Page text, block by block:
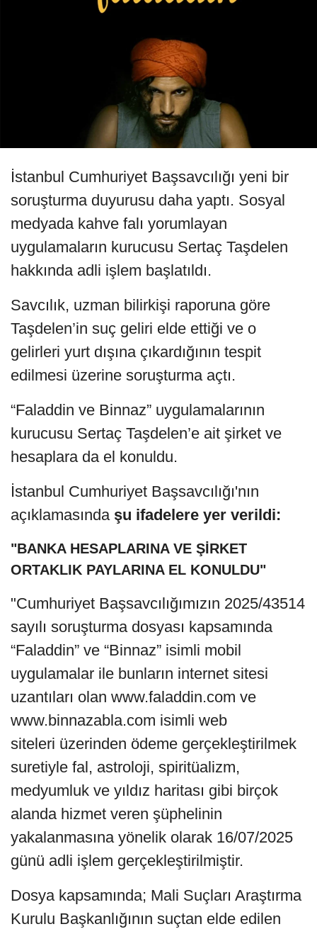
İstanbul Cumhuriyet Başsavcılığı yeni bir
soruşturma duyurusu daha yaptı. Sosyal
medyada kahve falı yorumlayan
uygulamaların kurucusu Sertaç Taşdelen
hakkında adli işlem başlatıldı.
Savcılık, uzman bilirkişi raporuna göre
Taşdelen’in suç geliri elde ettiği ve o
gelirleri yurt dışına çıkardığının tespit
edilmesi üzerine soruşturma açtı.
“Faladdin ve Binnaz” uygulamalarının
kurucusu Sertaç Taşdelen’e ait şirket ve
hesaplara da el konuldu.
İstanbul Cumhuriyet Başsavcılığı'nın
açıklamasında şu ifadelere yer verildi:
"BANKA HESAPLARINA VE ŞİRKET
ORTAKLIK PAYLARINA EL KONULDU"
"Cumhuriyet Başsavcılığımızın 2025/43514
sayılı soruşturma dosyası kapsamında
“Faladdin” ve “Binnaz” isimli mobil
uygulamalar ile bunların internet sitesi
uzantıları olan www.faladdin.com ve
www.binnazabla.com isimli web
siteleri üzerinden ödeme gerçekleştirilmek
suretiyle fal, astroloji, spiritüalizm,
medyumluk ve yıldız haritası gibi birçok
alanda hizmet veren şüphelinin
yakalanmasına yönelik olarak 16/07/2025
günü adli işlem gerçekleştirilmiştir.
Dosya kapsamında; Mali Suçları Araştırma
Kurulu Başkanlığının suçtan elde edilen